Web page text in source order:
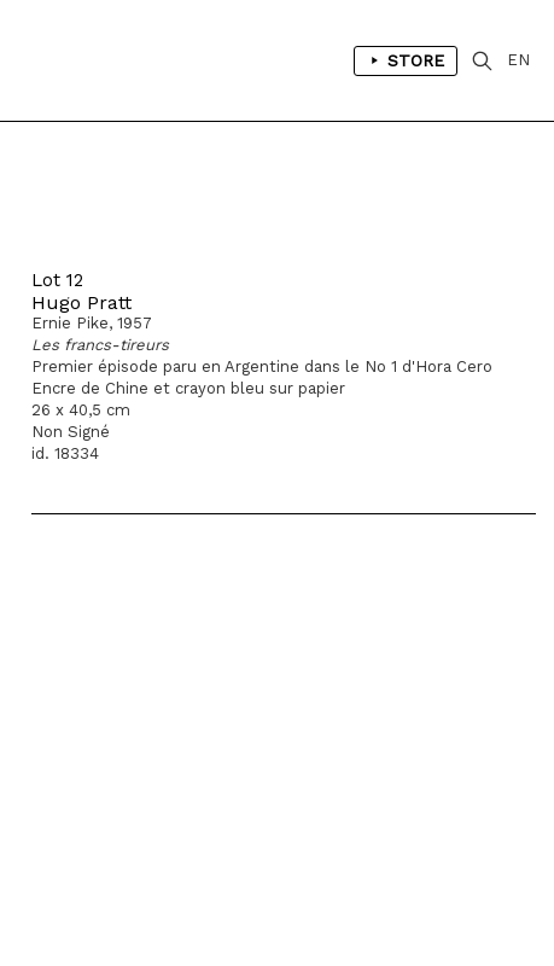
STORE EN
Lot 12
Hugo Pratt
Ernie Pike, 1957
Les francs-tireurs
Premier épisode paru en Argentine dans le No 1 d'Hora Cero
Encre de Chine et crayon bleu sur papier
26 x 40,5 cm
Non Signé
id. 18334